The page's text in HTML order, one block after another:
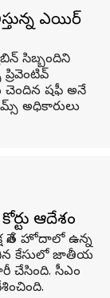
ఎయిర్
సిబ్బందిని
షఫీ అనే
అధికారులు
ఆదేశం
నేత హోదాలో ఉన్న
కేసులో జాతీయ
చేసింది. సీఎం